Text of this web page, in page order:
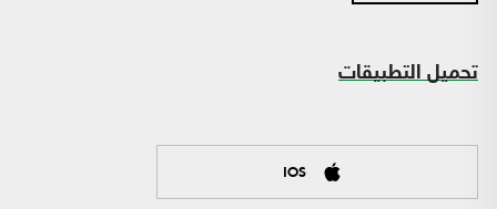
تحميل التطبيقات
IOS